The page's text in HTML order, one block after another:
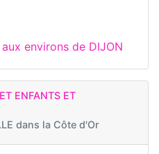
environs de DIJON
ENFANTS ET
dans la Côte d'Or